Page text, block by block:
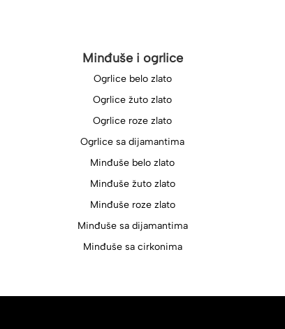
Minđuše i ogrlice
Ogrlice belo zlato
Ogrlice žuto zlato
Ogrlice roze zlato
Ogrlice sa dijamantima
Minđuše belo zlato
Minđuše žuto zlato
Minđuše roze zlato
Minđuše sa dijamantima
Minđuše sa cirkonima